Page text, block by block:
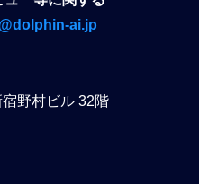
ai.jp
野村ビル 32階